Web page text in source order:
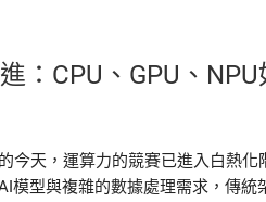
：CPU、GPU、
今天，運算力的競賽已進入白熱
模型與複雜的數據處理需求，傳